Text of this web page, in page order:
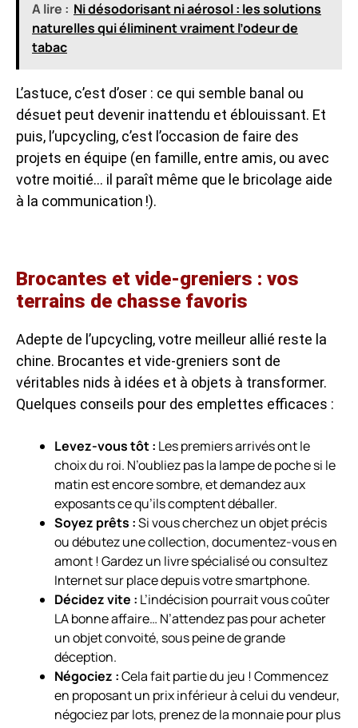
A lire : Ni désodorisant ni aérosol : les solutions
naturelles qui éliminent vraiment l’odeur de
tabac
L’astuce, c’est d’oser : ce qui semble banal ou
désuet peut devenir inattendu et éblouissant. Et
puis, l’upcycling, c’est l’occasion de faire des
projets en équipe (en famille, entre amis, ou avec
votre moitié… il paraît même que le bricolage aide
à la communication !).
Brocantes et vide-greniers : vos
terrains de chasse favoris
Adepte de l’upcycling, votre meilleur allié reste la
chine. Brocantes et vide-greniers sont de
véritables nids à idées et à objets à transformer.
Quelques conseils pour des emplettes efficaces :
Levez-vous tôt : Les premiers arrivés ont le
choix du roi. N’oubliez pas la lampe de poche si le
matin est encore sombre, et demandez aux
exposants ce qu’ils comptent déballer.
Soyez prêts :Si vous cherchez un objet précis
ou débutez une collection, documentez-vous en
amont ! Gardez un livre spécialisé ou consultez
Internet sur place depuis votre smartphone.
Décidez vite : L’indécision pourrait vous coûter
LA bonne affaire… N’attendez pas pour acheter
un objet convoité, sous peine de grande
déception.
Négociez :Cela fait partie du jeu ! Commencez
en proposant un prix inférieur à celui du vendeur,
négociez par lots, prenez de la monnaie pour plus